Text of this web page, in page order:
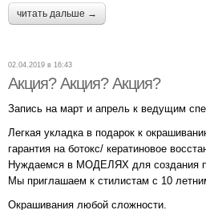
читать дальше →
02.04.2019 в 16:43
Акция? Акция? Акция?
Запись на март и апрель к ведущим
Легкая укладка в подарок к
гарантия на ботокс/ кератиновое
Нуждаемся в МОДЕЛЯХ для создания
Мы приглашаем к стилистам с 10
Окрашивания любой сложности.